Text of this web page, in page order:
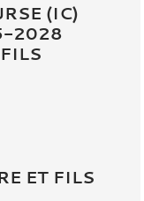
(IC)
2028
ET FILS